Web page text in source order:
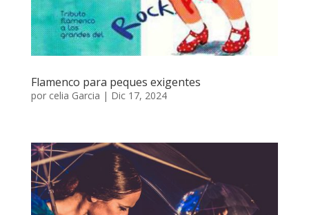
Flamenco para peques exigentes
por celia Garcia | Dic 17, 2024